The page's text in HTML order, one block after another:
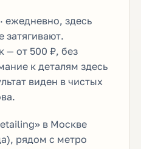
ежедневно, здесь
затягивают.
— от 500 ₽, без
к деталям здесь
виден в чистых
в Москве
рядом с метро